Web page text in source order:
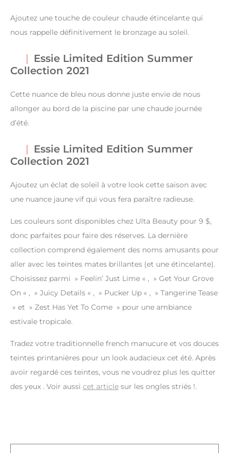
Ajoutez une touche de couleur chaude étincelante qui
nous rappelle définitivement le bronzage au soleil.
Essie Limited Edition Summer
Collection 2021
Cette nuance de bleu nous donne juste envie de nous
allonger au bord de la piscine par une chaude journée
d’été.
Essie Limited Edition Summer
Collection 2021
Ajoutez un éclat de soleil à votre look cette saison avec
une nuance jaune vif qui vous fera paraître radieuse.
Les couleurs sont disponibles chez Ulta Beauty pour 9 $,
donc parfaites pour faire des réserves. La dernière
collection comprend également des noms amusants pour
aller avec les teintes mates brillantes (et une étincelante).
Choisissez parmi » Feelin’ Just Lime « , » Get Your Grove
On « , » Juicy Details « , » Pucker Up « , » Tangerine Tease
» et » Zest Has Yet To Come » pour une ambiance
estivale tropicale.
Tradez votre traditionnelle french manucure et vos douces
teintes printanières pour un look audacieux cet été. Après
avoir regardé ces teintes, vous ne voudrez plus les quitter
des yeux . Voir aussi cet article sur les ongles striés !.